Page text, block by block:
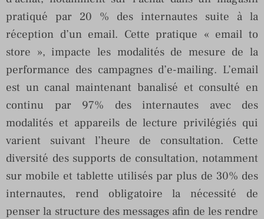
pratiqué par 20 % des internautes suite à la
réception d’un email. Cette pratique « email to
store », impacte les modalités de mesure de la
performance des campagnes d’e-mailing. L’email
est un canal maintenant banalisé et consulté en
continu par 97% des internautes avec des
modalités et appareils de lecture privilégiés qui
varient suivant l’heure de consultation. Cette
diversité des supports de consultation, notamment
sur mobile et tablette utilisés par plus de 30% des
internautes, rend obligatoire la nécessité de
penser la structure des messages afin de les rendre